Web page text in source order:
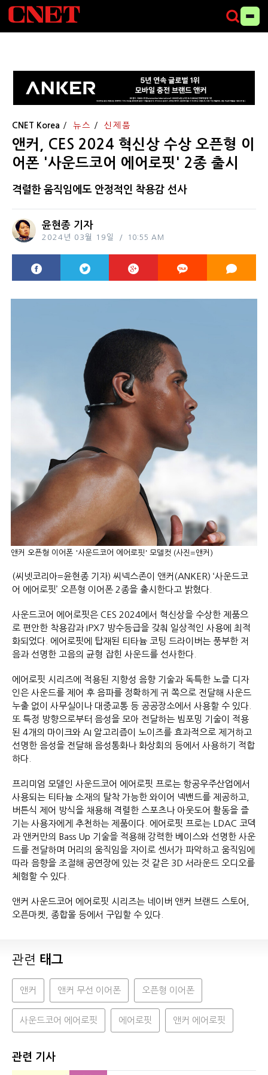
CNET Korea 뉴스 신제품
앤커, CES 2024 혁신상 수상 오픈형 이
어폰 '사운드코어 에어로핏' 2종 출시
격렬한 움직임에도 안정적인 착용감 선사
윤현종 기자
2024년 03월 19일 10:55 AM
앤커 오픈형 이어폰 '사운드코어 에어로핏' 모델컷 (사진=앤커)
(씨넷코리아=윤현종 기자) 씨넥스존이 앤커(ANKER) ‘사운드코
어 에어로핏’ 오픈형 이어폰 2종을 출시한다고 밝혔다.
사운드코어 에어로핏은 CES 2024에서 혁신상을 수상한 제품으
로 편안한 착용감과 IPX7 방수등급을 갖춰 일상적인 사용에 최적
화되었다. 에어로핏에 탑재된 티타늄 코팅 드라이버는 풍부한 저
음과 선명한 고음의 균형 잡힌 사운드를 선사한다.
에어로핏 시리즈에 적용된 지향성 음향 기술과 독특한 노즐 디자
인은 사운드를 제어 후 음파를 정확하게 귀 쪽으로 전달해 사운드
누출 없이 사무실이나 대중교통 등 공공장소에서 사용할 수 있다.
또 특정 방향으로부터 음성을 모아 전달하는 빔포밍 기술이 적용
된 4개의 마이크와 AI 알고리즘이 노이즈를 효과적으로 제거하고
선명한 음성을 전달해 음성통화나 화상회의 등에서 사용하기 적합
하다.
프리미엄 모델인 사운드코어 에어로핏 프로는 항공우주산업에서
사용되는 티타늄 소재의 탈착 가능한 와이어 넥밴드를 제공하고,
버튼식 제어 방식을 채용해 격렬한 스포츠나 아웃도어 활동을 즐
기는 사용자에게 추천하는 제품이다. 에어로핏 프로는 LDAC 코덱
과 앤커만의 Bass Up 기술을 적용해 강력한 베이스와 선명한 사운
드를 전달하며 머리의 움직임을 자이로 센서가 파악하고 움직임에
따라 음향을 조절해 공연장에 있는 것 같은 3D 서라운드 오디오를
체험할 수 있다.
앤커 사운드코어 에어로핏 시리즈는 네이버 앤커 브랜드 스토어,
오픈마켓, 종합몰 등에서 구입할 수 있다.
관련 태그
앤커 앤커 무선 이어폰 오픈형 이어폰
사운드코어 에어로핏 에어로핏 앤커 에어로핏
관련 기사